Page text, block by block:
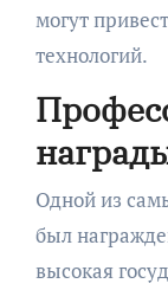
могут
технологий.
Одной из
был
высокая